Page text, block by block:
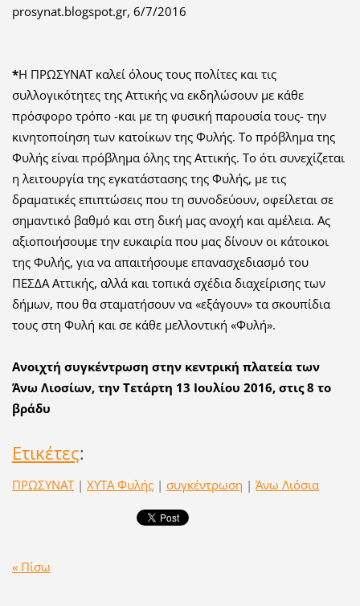
prosynat.blogspot.gr, 6/7/2016
*Η ΠΡΩΣΥΝΑΤ καλεί όλους τους πολίτες και τις
συλλογικότητες της Αττικής να εκδηλώσουν με κάθε
πρόσφορο τρόπο -και με τη φυσική παρουσία τους- την
κινητοποίηση των κατοίκων της Φυλής. Το πρόβλημα της
Φυλής είναι πρόβλημα όλης της Αττικής. Το ότι συνεχίζεται
η λειτουργία της εγκατάστασης της Φυλής, με τις
δραματικές επιπτώσεις που τη συνοδεύουν, οφείλεται σε
σημαντικό βαθμό και στη δική μας ανοχή και αμέλεια. Ας
αξιοποιήσουμε την ευκαιρία που μας δίνουν οι κάτοικοι
της Φυλής, για να απαιτήσουμε επανασχεδιασμό του
ΠΕΣΔΑ Αττικής, αλλά και τοπικά σχέδια διαχείρισης των
δήμων, που θα σταματήσουν να «εξάγουν» τα σκουπίδια
τους στη Φυλή και σε κάθε μελλοντική «Φυλή».
Ανοιχτή συγκέντρωση στην κεντρική πλατεία των
Άνω Λιοσίων, την Τετάρτη 13 Ιουλίου 2016, στις 8 το
βράδυ
Ετικέτες:
ΠΡΩΣΥΝΑΤ | ΧΥΤΑ Φυλής | συγκέντρωση | Άνω Λιόσια
« Πίσω